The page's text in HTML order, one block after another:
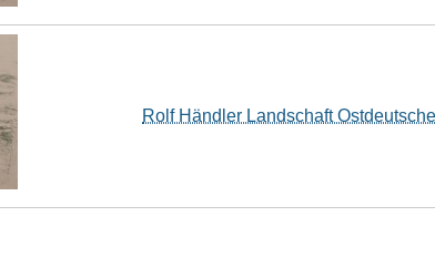
Rolf Händler Landschaft